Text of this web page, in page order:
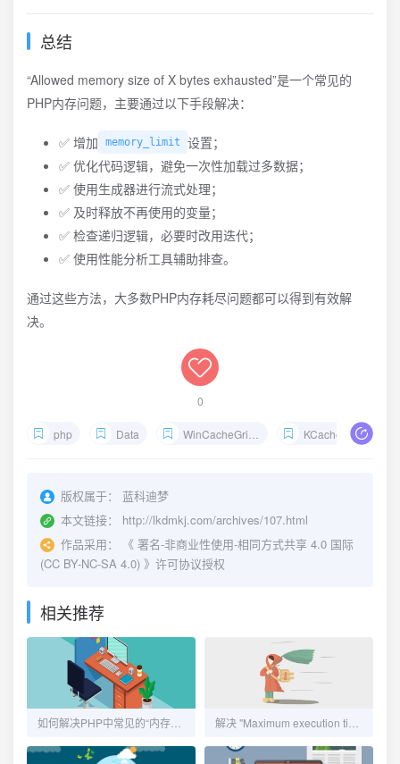
总结
“Allowed memory size of X bytes exhausted”是一个常见的
PHP内存问题，主要通过以下手段解决：
✅ 增加 memory_limit
设置；
✅ 优化代码逻辑，避免一次性加载过多数据；
✅ 使用生成器进行流式处理；
✅ 及时释放不再使用的变量；
✅ 检查递归逻辑，必要时改用迭代；
✅ 使用性能分析工具辅助排查。
通过这些方法，大多数PHP内存耗尽问题都可以得到有效解
决。
0
php Data WinCacheGrind KCacheGrind
版权属于：
蓝科迪梦
本文链接：
http://lkdmkj.com/archives/107.html
作品采用：
《 署名-非商业性使用-相同方式共享 4.0 国际
(CC BY-NC-SA 4.0) 》许可协议授权
相关推荐